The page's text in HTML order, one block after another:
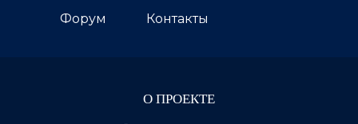
Форум
Контакты
О ПРОЕКТЕ